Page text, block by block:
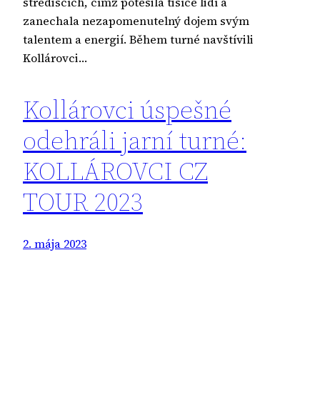
zanechala nezapomenutelný dojem svým
talentem a energií. Během turné navštívili
Kollárovci…
Kollárovci úspešné
odehráli jarní turné:
KOLLÁROVCI CZ
TOUR 2023
2. mája 2023